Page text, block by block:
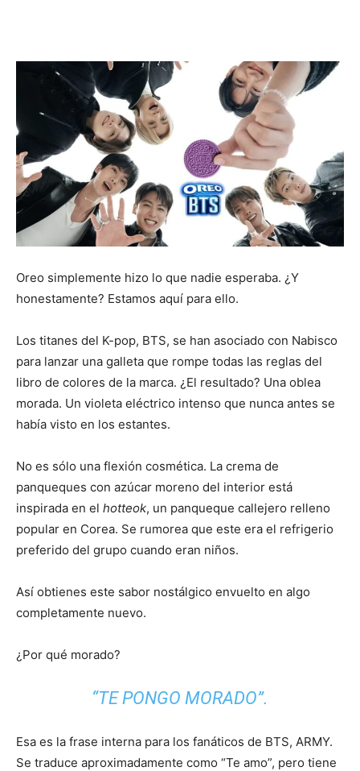
Noticias
de
Tecnología
Inteligencia
Artificial
Oreo simplemente hizo lo que nadie esperaba. ¿Y
honestamente? Estamos aquí para ello.
Los titanes del K-pop, BTS, se han asociado con Nabisco
para lanzar una galleta que rompe todas las reglas del
libro de colores de la marca. ¿El resultado? Una oblea
morada. Un violeta eléctrico intenso que nunca antes se
había visto en los estantes.
No es sólo una flexión cosmética. La crema de
panqueques con azúcar moreno del interior está
inspirada en el hotteok, un panqueque callejero relleno
popular en Corea. Se rumorea que este era el refrigerio
preferido del grupo cuando eran niños.
Así obtienes este sabor nostálgico envuelto en algo
completamente nuevo.
¿Por qué morado?
“TE PONGO MORADO”.
Esa es la frase interna para los fanáticos de BTS, ARMY.
Se traduce aproximadamente como “Te amo”, pero tiene